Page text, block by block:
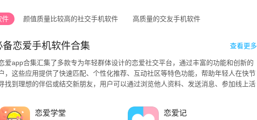
件 颜值质量比较高的社交手机软件
高质量的交友手机软件
备恋爱手机软件合集 查看更多
爱app合集汇集了多款专为年轻群体设计的恋爱社交平台，通过丰富的功能和创新的
，这些应用提供了快速匹配、个性化推荐、互动社区等特色功能，帮助年轻人在快节
找到理想的伴侣或结交新朋友，用户可以通过浏览他人资料、发送消息、参加线上活
恋爱学堂 恋爱记